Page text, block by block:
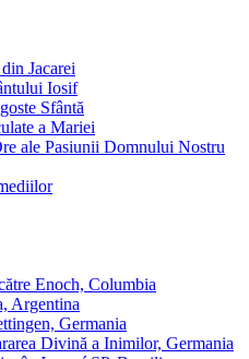
Jacarei
Iosif
Sfântă
a Mariei
ale Pasiunii Domnului Nostru
Enoch, Columbia
Argentina
Germania
Divină a Inimilor, Germania